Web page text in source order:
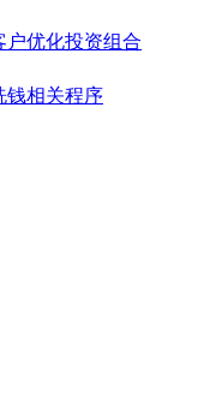
户优化投资组合
钱相关程序